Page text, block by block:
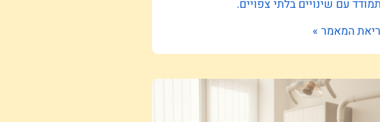
עם שינויים בלתי צפויים.
המאמר »